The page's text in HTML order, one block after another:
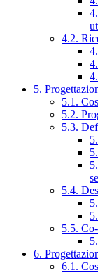
4.2.
5.
5.1.
5.2.
5.3.
5.4.
5.5.
6.
6.1.